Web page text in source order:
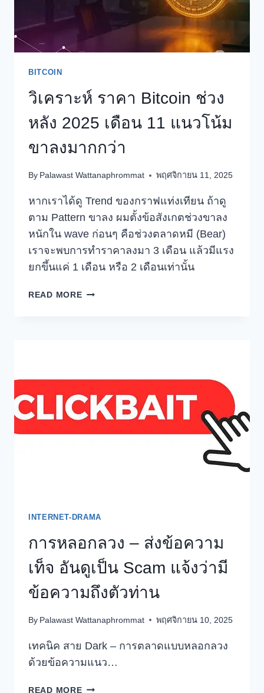
BITCOIN
วิเคราะห์ ราคา Bitcoin ช่วง
หลัง 2025 เดือน 11 แนวโน้ม
ขาลงมากกว่า
By Palawast Wattanaphrommat พฤศจิกายน 11, 2025
หากเราได้ดู Trend ของกราฟแท่งเทียน ถ้าดู
ตาม Pattern ขาลง ผมตั้งข้อสังเกตช่วงขาลง
หนักใน wave ก่อนๆ คือช่วงตลาดหมี (Bear)
เราจะพบการทำราคาลงมา 3 เดือน แล้วมีแรง
ยกขึ้นแค่ 1 เดือน หรือ 2 เดือนเท่านั้น
READ MOREวิเคราะห์
แนว
โน้ม
INTERNET-DRAMA
การหลอกลวง – ส่งข้อความ
เท็จ อันดูเป็น Scam แจ้งว่ามี
ข้อความถึงตัวท่าน
By Palawast Wattanaphrommat พฤศจิกายน 10, 2025
เทคนิค สาย Dark – การตลาดแบบหลอกลวง
ด้วยข้อความแนว…
READ MOREการ